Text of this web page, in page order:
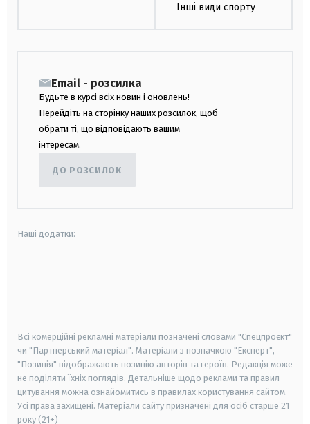
Інші види спорту
Email - розсилка
Будьте в курсі всіх новин і оновлень!
Перейдіть на сторінку наших розсилок, щоб
обрати ті, що відповідають вашим
інтересам.
ДО РОЗСИЛОК
Наші додатки:
Всі комерційні рекламні матеріали позначені словами "Спецпроєкт"
чи "Партнерський матеріал". Матеріали з позначкою "Експерт",
"Позиція" відображають позицію авторів та героїв. Редакція може
не поділяти їхніх поглядів. Детальніше щодо реклами та правил
цитування можна ознайомитись в правилах користування сайтом.
Усі права захищені. Матеріали сайту призначені для осіб старше 21
року (21+)